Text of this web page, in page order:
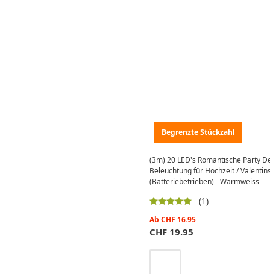
Begrenzte Stückzahl
(3m) 20 LED's Romantische Party
Beleuchtung für Hochzeit /
(Batteriebetrieben) - Warmweiss
(1)
Ab CHF 16.95
CHF 19.95